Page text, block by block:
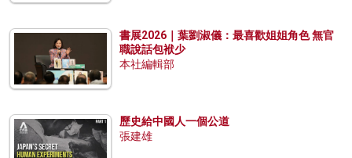
書展2026｜葉劉淑儀：最喜歡姐姐角色 無官
職說話包袱少
本社編輯部
歷史給中國人一個公道
張建雄